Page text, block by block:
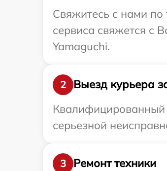
Свяжитесь с нами по
сервиса свяжется с
Yamaguchi.
2
Выезд курьера
Квалифицированный
серьезной
3
Ремонт техники